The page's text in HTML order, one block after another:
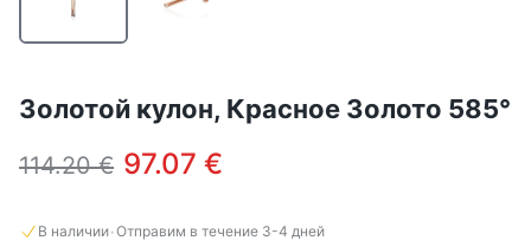
Золотой кулон, Красное Золото 585°
114.20 € 97.07 €
В наличии·Отправим в течение 3-4 дней